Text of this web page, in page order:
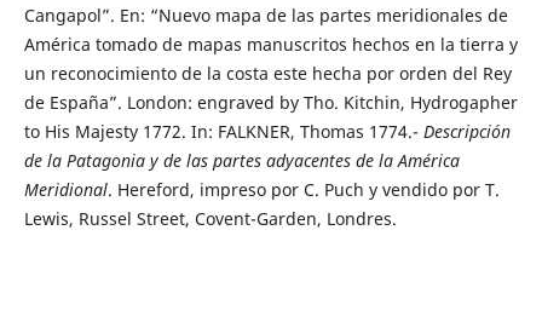
Cangapol”. En: “Nuevo mapa de las partes meridionales de
América tomado de mapas manuscritos hechos en la tierra y
un reconocimiento de la costa este hecha por orden del Rey
de España”. London: engraved by Tho. Kitchin, Hydrogapher
to His Majesty 1772. In: FALKNER, Thomas 1774.- Descripción
de la Patagonia y de las partes adyacentes de la América
Meridional. Hereford, impreso por C. Puch y vendido por T.
Lewis, Russel Street, Covent-Garden, Londres.